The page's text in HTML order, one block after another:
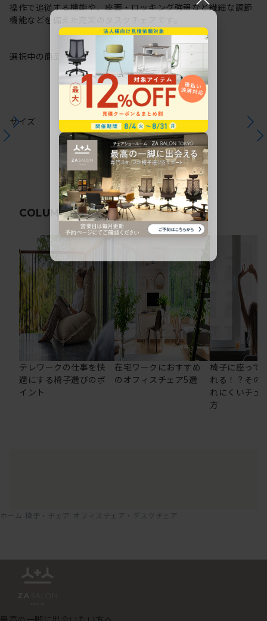
操作で追従する機能や、座面・ロッキング強弱など繊細な調節
機能などを備えた充実のタスクチェアです。
選択中の商品情報保証 注意事項
サイズ
COLUMN関連コラム
テレワークの仕事を快
適にする椅子選びのポ
イント
在宅ワークにおすすめ
のオフィスチェア5選
椅子に座って
れる！？その
れにくいチェ
方
ホーム 椅子・チェア オフィスチェア・デスクチェア